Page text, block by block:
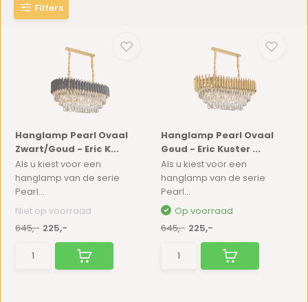
Filters
Hanglamp Pearl Ovaal
Zwart/Goud - Eric K...
Als u kiest voor een
hanglamp van de serie
Pearl...
Niet op voorraad
645,- 225,-
Hanglamp Pearl Ovaal
Goud - Eric Kuster ...
Als u kiest voor een
hanglamp van de serie
Pearl...
Op voorraad
645,- 225,-